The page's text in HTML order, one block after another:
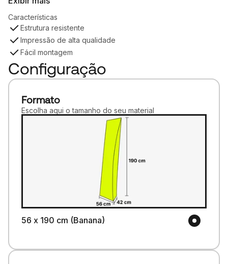
Características
Estrutura resistente
Impressão de alta qualidade
Fácil montagem
Configuração
Formato
Escolha aqui o tamanho do seu material
56 x 190 cm (Banana)